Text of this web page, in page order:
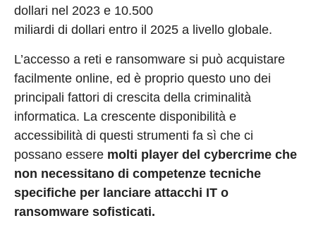
dollari nel 2023 e 10.500
miliardi di dollari entro il 2025 a livello globale.
L’accesso a reti e ransomware si può acquistare
facilmente online, ed è proprio questo uno dei
principali fattori di crescita della criminalità
informatica. La crescente disponibilità e
accessibilità di questi strumenti fa sì che ci
possano essere molti player del cybercrime che
non necessitano di competenze tecniche
specifiche per lanciare attacchi IT o
ransomware sofisticati.